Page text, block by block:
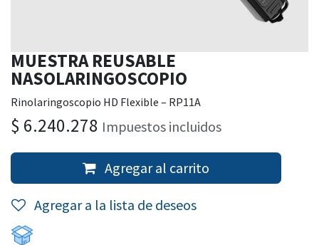
MUESTRA REUSABLE
NASOLARINGOSCOPIO
Rinolaringoscopio HD Flexible – RP11A
$ 6.240.278 Impuestos incluidos
Agregar al carrito
Agregar a la lista de deseos